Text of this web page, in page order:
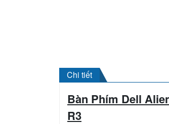
Chi tiết
Bàn Phím Dell
R3